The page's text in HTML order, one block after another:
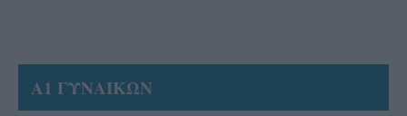
Α1 ΓΥΝΑΙΚΩΝ